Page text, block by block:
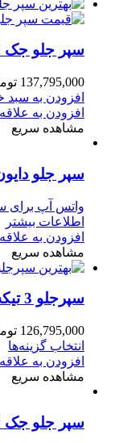
سپر جلو جک KMC T9 دلفان آفرود
137,795,000
افزودن به سبد
افزودن به
مشاهده سریع
سپر جلو
واتس آپ برای
اطلاعات بیشتر
افزودن به
مشاهده سریع
سپرجلو 3 تیکه جک KMC T8 کمل آفرود
126,795,000
انتخاب گزینه‌ها
افزودن به
مشاهده سریع
سپر جلو جک KMC T8 هامون آفرود